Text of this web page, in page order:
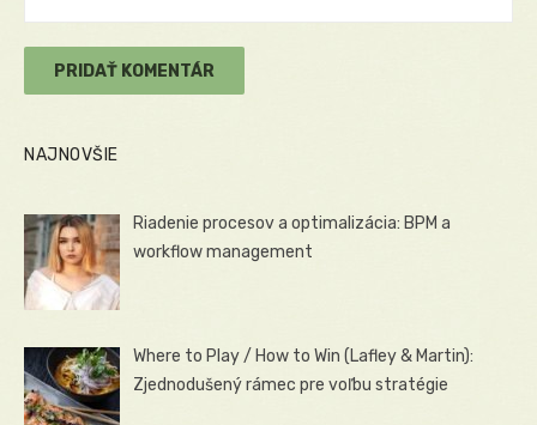
NAJNOVŠIE
Riadenie procesov a optimalizácia: BPM a
workflow management
Where to Play / How to Win (Lafley & Martin):
Zjednodušený rámec pre voľbu stratégie